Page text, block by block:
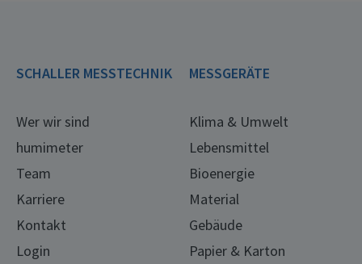
SCHALLER MESSTECHNIK
Wer wir sind
humimeter
Team
Karriere
Kontakt
Login
MESSGERÄTE
Klima & Umwelt
Lebensmittel
Bioenergie
Material
Gebäude
Papier & Karton